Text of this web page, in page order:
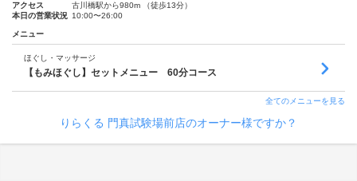
アクセス
古川橋駅から980m （徒歩13分）
本日の営業状況 10:00〜26:00
メニュー
ほぐし・マッサージ
【もみほぐし】セットメニュー 60分コース
全てのメニューを見る
りらくる 門真試験場前店のオーナー様ですか？